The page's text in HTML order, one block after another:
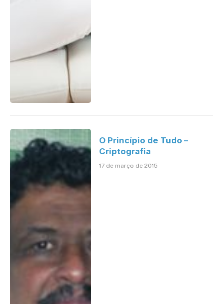
O Princípio de Tudo –
Criptografia
17 de março de 2015